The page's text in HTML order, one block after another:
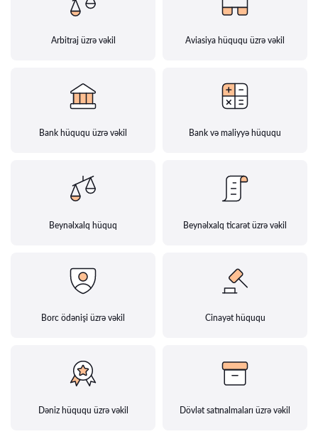
Arbitraj üzrə vəkil Aviasiya hüququ üzrə vəkil
Bank hüququ üzrə vəkil Bank və maliyyə hüququ
Beynəlxalq hüquq Beynəlxalq ticarət üzrə vəkil
Borc ödənişi üzrə vəkil Cinayət hüququ
Dəniz hüququ üzrə vəkil Dövlət satınalmaları üzrə vəkil